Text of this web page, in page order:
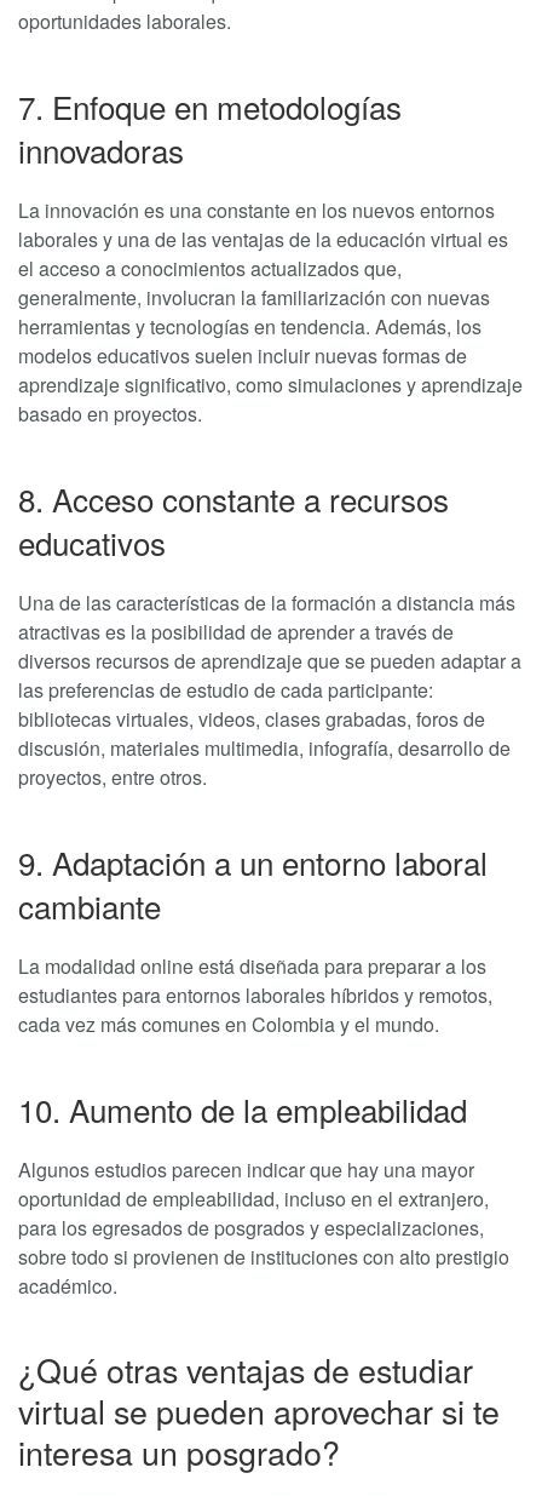
oportunidades laborales.
7. Enfoque en metodologías
innovadoras
La innovación es una constante en los nuevos entornos
laborales y una de las ventajas de la educación virtual es
el acceso a conocimientos actualizados que,
generalmente, involucran la familiarización con nuevas
herramientas y tecnologías en tendencia. Además, los
modelos educativos suelen incluir nuevas formas de
aprendizaje significativo, como simulaciones y aprendizaje
basado en proyectos.
8. Acceso constante a recursos
educativos
Una de las características de la formación a distancia más
atractivas es la posibilidad de aprender a través de
diversos recursos de aprendizaje que se pueden adaptar a
las preferencias de estudio de cada participante:
bibliotecas virtuales, videos, clases grabadas, foros de
discusión, materiales multimedia, infografía, desarrollo de
proyectos, entre otros.
9. Adaptación a un entorno laboral
cambiante
La modalidad online está diseñada para preparar a los
estudiantes para entornos laborales híbridos y remotos,
cada vez más comunes en Colombia y el mundo.
10. Aumento de la empleabilidad
Algunos estudios parecen indicar que hay una mayor
oportunidad de empleabilidad, incluso en el extranjero,
para los egresados de posgrados y especializaciones,
sobre todo si provienen de instituciones con alto prestigio
académico.
¿Qué otras ventajas de estudiar
virtual se pueden aprovechar si te
interesa un posgrado?